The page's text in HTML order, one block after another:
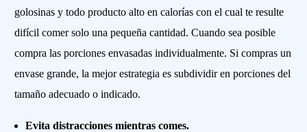
golosinas y todo producto alto en calorías con el cual te resulte
difícil comer solo una pequeña cantidad. Cuando sea posible
compra las porciones envasadas individualmente. Si compras un
envase grande, la mejor estrategia es subdividir en porciones del
tamaño adecuado o indicado.
Evita distracciones mientras comes.